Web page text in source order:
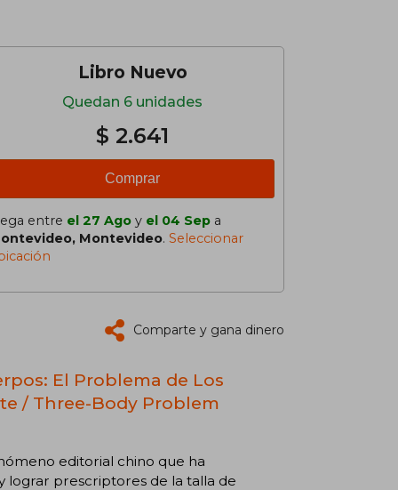
Libro Nuevo
Quedan 6 unidades
$ 2.641
Comprar
entre el 27 Ago y el 04 Sep a
Montevideo. Seleccionar
Comparte y gana dinero
El Problema de Los
/ Three-Body Problem
editorial chino que ha
lograr prescriptores de la talla de